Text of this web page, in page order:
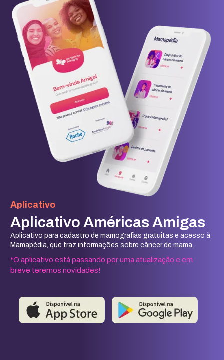
Aplicativo
Aplicativo Américas Amigas
Aplicativo para cadastro de mamografias gratuitas e acesso à
Mamapédia, que traz informações sobre câncer de mama.
*O aplicativo está passando por uma atualização e em
breve teremos novidades!